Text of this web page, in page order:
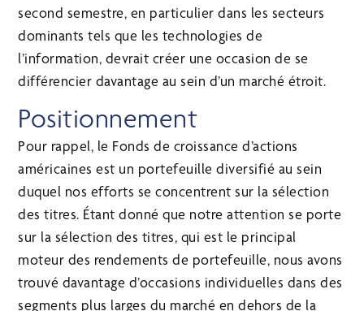
second semestre, en particulier dans les secteurs
dominants tels que les technologies de
l’information, devrait créer une occasion de se
différencier davantage au sein d’un marché étroit.
Positionnement
Pour rappel, le Fonds de croissance d’actions
américaines est un portefeuille diversifié au sein
duquel nos efforts se concentrent sur la sélection
des titres. Étant donné que notre attention se porte
sur la sélection des titres, qui est le principal
moteur des rendements de portefeuille, nous avons
trouvé davantage d’occasions individuelles dans des
segments plus larges du marché en dehors de la